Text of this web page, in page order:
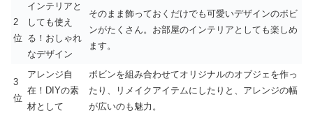
2
位
インテリアと
しても使え
る！おしゃれ
なデザイン
そのまま飾っておくだけでも可愛いデザインのボビ
ンがたくさん。お部屋のインテリアとしても楽しめ
ます。
3
位
アレンジ自
在！DIYの素
材として
ボビンを組み合わせてオリジナルのオブジェを作っ
たり、リメイクアイテムにしたりと、アレンジの幅
が広いのも魅力。